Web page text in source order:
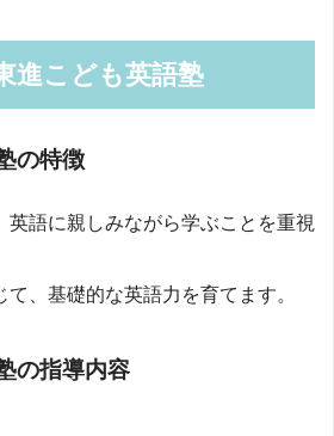
進こども英語塾
の特徴
英語に親しみながら学ぶことを重視
、基礎的な英語力を育てます。
の指導内容